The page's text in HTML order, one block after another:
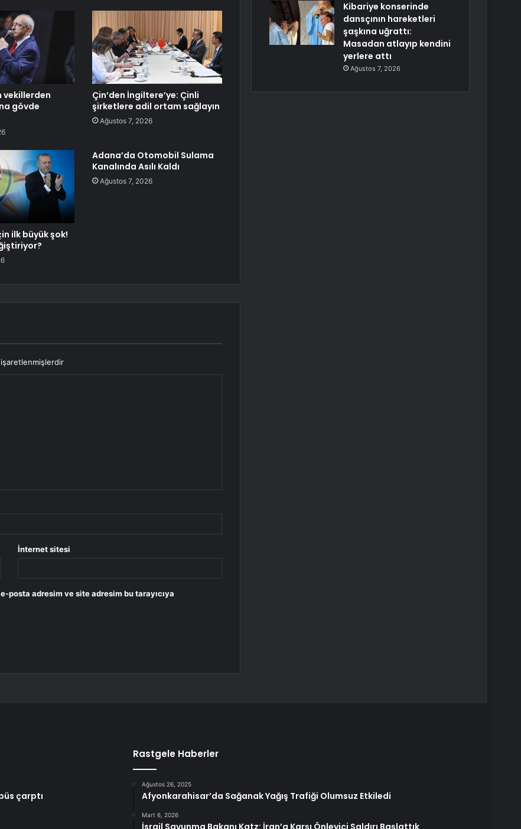
vekillerden
gövde
Çin’den İngiltere’ye: Çinli
şirketlere adil ortam sağlayın
Ağustos 7, 2026
ilk büyük şok!
Adana’da Otomobil Sulama
Kanalında Asılı Kaldı
Ağustos 7, 2026
İnternet sitesi
posta adresim ve site adresim bu tarayıcıya
Kibariye konserinde
dansçının hareketleri
şaşkına uğrattı:
Masadan atlayıp kendini
yerlere attı
Ağustos 7, 2026
çarptı
Rastgele Haberler
Ağustos 26, 2025
Afyonkarahisar’da Sağanak Yağış Trafiği Olumsuz Etkiledi
Mart 6, 2026